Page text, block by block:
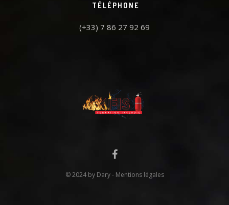
TÉLÉPHONE
(+33) 7 86 27 92 69
© 2024 by Dary- Mentions légales